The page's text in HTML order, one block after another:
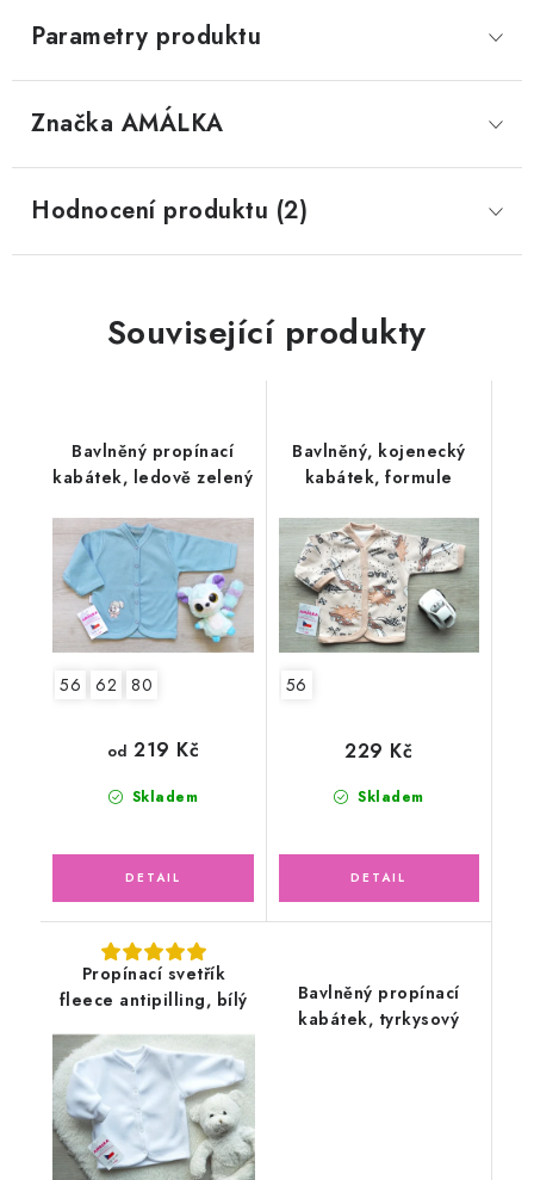
Parametry produktu
Značka AMÁLKA
Hodnocení produktu (2)
Související produkty
Bavlněný propínací
kabátek, ledově zelený
56 62 80
Skladem
od 219 Kč
Bavlněný, kojenecký
kabátek, formule
56
Skladem
229 Kč
Propínací svetřík
fleece antipilling, bílý
Bavlněný propínací
kabátek, tyrkysový